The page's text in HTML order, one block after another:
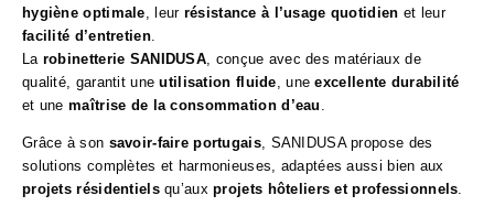
hygiène optimale, leur résistance à l’usage quotidien et leur
facilité d’entretien.
La robinetterie SANIDUSA, conçue avec des matériaux de
qualité, garantit uneutilisation fluide, uneexcellente durabilité
et unemaîtrise de la consommation d’eau .
Grâce à son savoir-faire portugais, SANIDUSA propose des
solutions complètes et harmonieuses, adaptées aussi bien aux
projets résidentielsqu’auxprojets hôteliers et professionnels.